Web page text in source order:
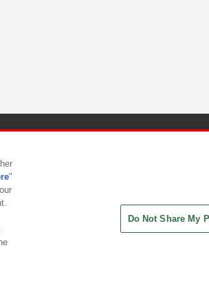
針
"
Do Not Share My